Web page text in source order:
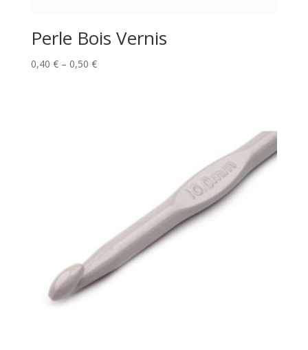
Perle Bois Vernis
0,40 € – 0,50 €Price